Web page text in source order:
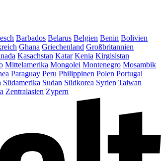
Barbados Belarus Belgien Benin Bolivien
Ghana Griechenland Großbritannien
Kasachstan Katar Kenia Kirgisistan
Mittelamerika Mongolei Montenegro Mosambik
Paraguay Peru Philippinen Polen Portugal
Südamerika Sudan Südkorea Syrien Taiwan
Zentralasien Zypern